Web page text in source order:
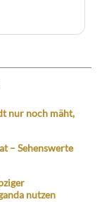
nur noch mäht,
– Sehenswerte
nutzen